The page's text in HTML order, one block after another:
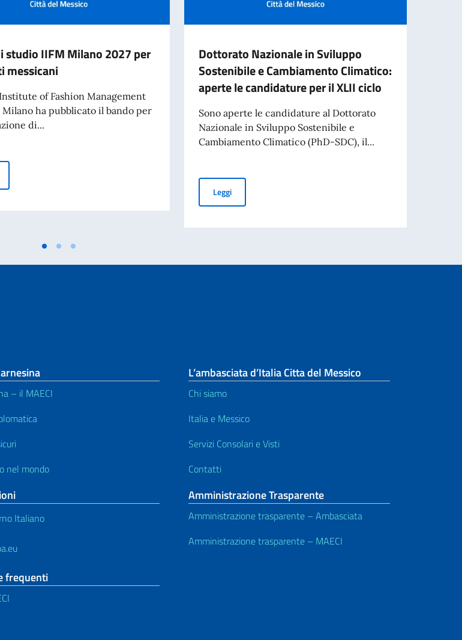
studio IIFM Milano 2027 per
messicani
of Fashion Management
ha pubblicato il bando per
di...
di studio IIFM Milano 2027 per studenti messicani
Dottorato Nazionale in Sviluppo
Sostenibile e Cambiamento Climatico:
aperte le candidature per il XLII ciclo
Sono aperte le candidature al Dottorato
Nazionale in Sviluppo Sostenibile e
Cambiamento Climatico (PhD-SDC), il...
LeggiDottorato Nazionale in Sviluppo Sostenibile e Cambiamento
– il MAECI
nel mondo
Italiano
frequenti
L’ambasciata d’Italia Citta del Messico
Chi siamo
Italia e Messico
Servizi Consolari e Visti
Contatti
Amministrazione Trasparente
Amministrazione trasparente – Ambasciata
Amministrazione trasparente – MAECI